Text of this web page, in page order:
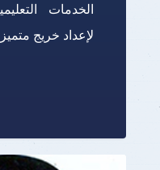
الخدمات
لإعداد خريج